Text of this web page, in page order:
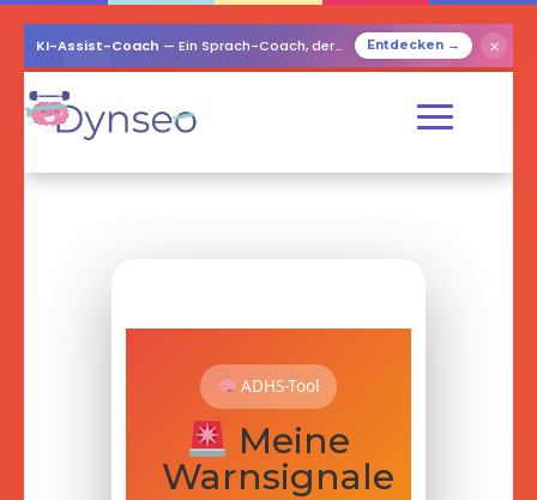
KI-Assist-Coach — Ein Sprach-Coach, der mit Ihren Lieben spielt Entdecken → ✕
ADHS-Tool
Meine
Warnsignale